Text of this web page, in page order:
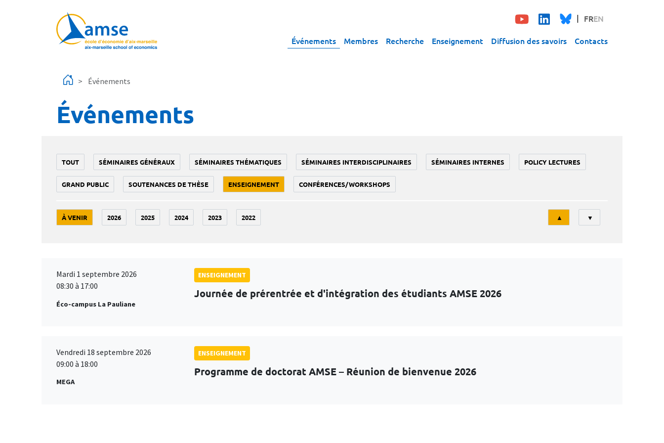
FREN
Événements Membres Recherche Enseignement Diffusion des savoirs Contacts
Événements
Événements
TOUT SÉMINAIRES GÉNÉRAUX SÉMINAIRES THÉMATIQUES SÉMINAIRES INTERDISCIPLINAIRES SÉMINAIRES INTERNES POLICY LECTURES
GRAND PUBLIC SOUTENANCES DE THÈSE ENSEIGNEMENT CONFÉRENCES/WORKSHOPS
À VENIR 2026 2025 2024 2023 2022
Tri
▲ ▼
Mardi 1 septembre 2026
08:30 à 17:00
Éco-campus La Pauliane
ENSEIGNEMENT
Journée de prérentrée et d'intégration des étudiants AMSE 2026
Vendredi 18 septembre 2026
09:00 à 18:00
MEGA
ENSEIGNEMENT
Programme de doctorat AMSE – Réunion de bienvenue 2026